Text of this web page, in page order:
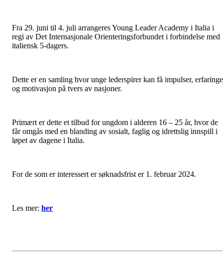
Fra 29. juni til 4. juli arrangeres Young Leader Academy i Italia i
regi av Det Internasjonale Orienteringsforbundet i forbindelse med
italiensk 5-dagers.
Dette er en samling hvor unge lederspirer kan få impulser,
og motivasjon på tvers av nasjoner.
Primært er dette et tilbud for ungdom i alderen 16 – 25 år, hvor de
får omgås med en blanding av sosialt, faglig og idrettslig innspill i
løpet av dagene i Italia.
For de som er interessert er søknadsfrist er 1. februar 2024.
Les mer: her